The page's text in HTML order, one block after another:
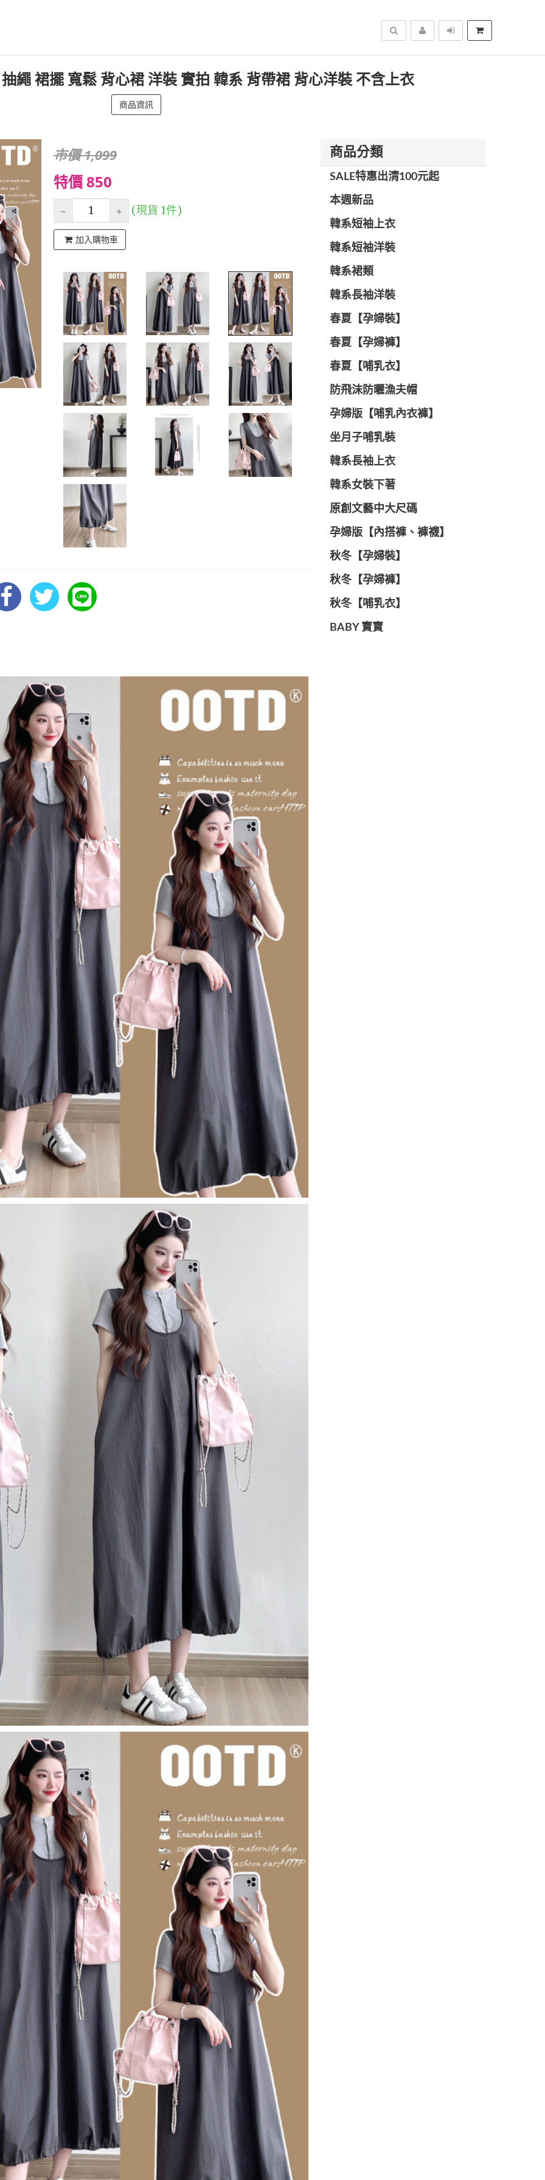
搜尋
繩 裙擺 寬鬆 背心裙 洋裝 實拍 韓系 背帶裙 背心洋裝 不含上衣
商品資訊
市價 1,099
特價 850
(現貨 1件)
加入購物車
商品分類
SALE特惠出清100元起
本週新品
韓系短袖上衣
韓系短袖洋裝
韓系裙類
韓系長袖洋裝
春夏【孕婦裝】
春夏【孕婦褲】
春夏【哺乳衣】
防飛沫防曬漁夫帽
孕婦版【哺乳內衣褲】
坐月子哺乳裝
韓系長袖上衣
韓系女裝下著
原創文藝中大尺碼
孕婦版【內搭褲、褲襪】
秋冬【孕婦裝】
秋冬【孕婦褲】
秋冬【哺乳衣】
BABY 寶寶